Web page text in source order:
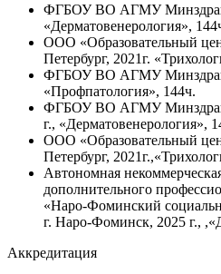
ФГБОУ ВО АГМУ
«Дерматовенерология»,
ООО «Образовательный
Петербург, 2021г.
ФГБОУ ВО АГМУ
«Профпатология», 144ч.
ФГБОУ ВО АГМУ
г., «Дерматовенерология»,
ООО «Образовательный
Петербург,
Автономная
дополнительного
«Наро-Фоминский
г. Наро-Фоминск, 2025 г.,
Аккредитация